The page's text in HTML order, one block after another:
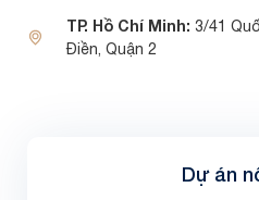
TP. Hồ Chí Minh: 3/41
Điền, Quận 2
Dự án